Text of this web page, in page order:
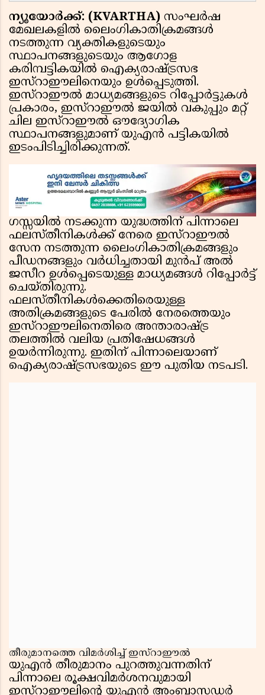
ന്യൂയോർക്ക്: (KVARTHA) സംഘർഷ
മേഖലകളിൽ ലൈംഗികാതിക്രമങ്ങൾ
നടത്തുന്ന വ്യക്തികളുടെയും
സ്ഥാപനങ്ങളുടെയും ആഗോള
കരിമ്പട്ടികയിൽ ഐക്യരാഷ്ട്രസഭ
ഇസ്റാഈലിനെയും ഉൾപ്പെടുത്തി.
ഇസ്റാഈൽ മാധ്യമങ്ങളുടെ റിപ്പോർട്ടുകൾ
പ്രകാരം, ഇസ്റാഈൽ ജയിൽ വകുപ്പും മറ്റ്
ചില ഇസ്റാഈൽ ഔദ്യോഗിക
സ്ഥാപനങ്ങളുമാണ് യുഎൻ പട്ടികയിൽ
ഇടംപിടിച്ചിരിക്കുന്നത്.
ഗസ്സയിൽ നടക്കുന്ന യുദ്ധത്തിന് പിന്നാലെ
ഫലസ്തീനികൾക്ക് നേരെ ഇസ്റാഈൽ
സേന നടത്തുന്ന ലൈംഗികാതിക്രമങ്ങളും
പീഡനങ്ങളും വർധിച്ചതായി മുൻപ് അൽ
ജസീറ ഉൾപ്പെടെയുള്ള മാധ്യമങ്ങൾ റിപ്പോർട്ട്
ചെയ്തിരുന്നു.
ഫലസ്തീനികൾക്കെതിരെയുള്ള
അതിക്രമങ്ങളുടെ പേരിൽ നേരത്തെയും
ഇസ്റാഈലിനെതിരെ അന്താരാഷ്ട്ര
തലത്തിൽ വലിയ പ്രതിഷേധങ്ങൾ
ഉയർന്നിരുന്നു. ഇതിന് പിന്നാലെയാണ്
ഐക്യരാഷ്ട്രസഭയുടെ ഈ പുതിയ നടപടി.
തീരുമാനത്തെ വിമർശിച്ച് ഇസ്റാഈൽ
യുഎൻ തീരുമാനം പുറത്തുവന്നതിന്
പിന്നാലെ രൂക്ഷവിമർശനവുമായി
ഇസ്റാഈലിൻ്റെ യുഎൻ അംബാസഡർ